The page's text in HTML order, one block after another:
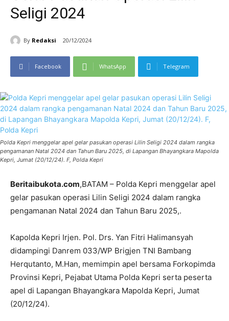
Seligi 2024
By Redaksi 20/12/2024
Facebook WhatsApp Telegram
Polda Kepri menggelar apel gelar pasukan operasi Lilin Seligi 2024 dalam rangka
pengamanan Natal 2024 dan Tahun Baru 2025, di Lapangan Bhayangkara Mapolda
Kepri, Jumat (20/12/24). F, Polda Kepri
Beritaibukota.com,BATAM – Polda Kepri menggelar apel
gelar pasukan operasi Lilin Seligi 2024 dalam rangka
pengamanan Natal 2024 dan Tahun Baru 2025,.
Kapolda Kepri Irjen. Pol. Drs. Yan Fitri Halimansyah
didampingi Danrem 033/WP Brigjen TNI Bambang
Herqutanto, M.Han, memimpin apel bersama Forkopimda
Provinsi Kepri, Pejabat Utama Polda Kepri serta peserta
apel di Lapangan Bhayangkara Mapolda Kepri, Jumat
(20/12/24).